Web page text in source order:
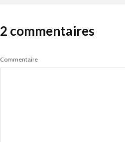
2 commentaires
Commentaire